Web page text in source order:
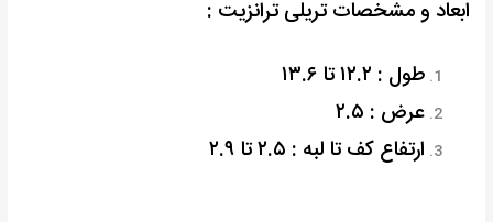
ابعاد و مشخصات تریلی ترانزیت :
طول : ۱۲.۲ تا ۱۳.۶
عرض : ۲.۵
ارتفاع کف تا لبه : ۲.۵ تا ۲.۹